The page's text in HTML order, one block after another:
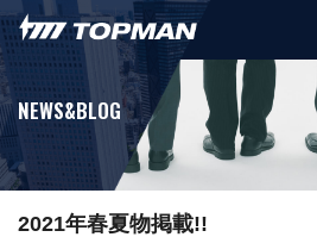
NEWS&BLOG
2021年春夏物掲載!!